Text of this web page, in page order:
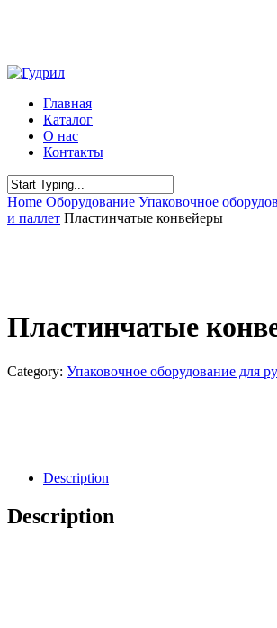
content
Menu
Главная
Каталог
О нас
Контакты
Close
Search
Home Оборудование Упаковочное
и паллет Пластинчатые конвейеры
Пластинчатые
Category: Упаковочное оборудование для
Description
Description